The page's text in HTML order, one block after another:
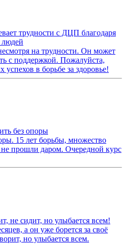
трудности с ДЦП благодаря
на трудности. Он может
с поддержкой. Пожалуйста,
в борьбе за здоровье!
без опоры
15 лет борьбы, множество
прошли даром. Очередной курс
не сидит, но улыбается всем!
а он уже борется за своё
но улыбается всем.